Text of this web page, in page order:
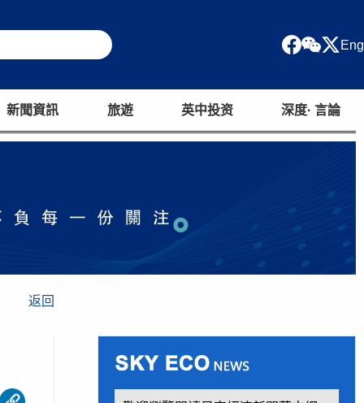
Eng
新聞資訊 旅遊 英中投资 深度· 言論
返回